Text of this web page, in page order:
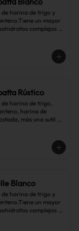
de harina de trigo y
un mayor
complejos
Rústico
de harina de trigo,
harina de
más una sutil
Blanco
de harina de trigo y
un mayor
complejos